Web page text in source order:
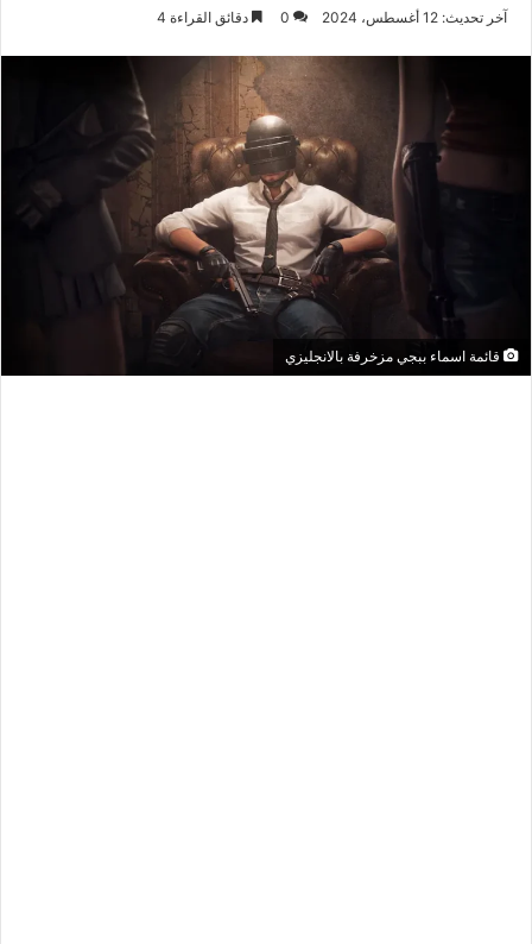
آخر تحديث: 12 أغسطس، 2024 0 دقائق القراءة 4
قائمة اسماء ببجي مزخرفة بالانجليزي